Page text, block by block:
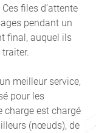
files d’attente
pendant un
final, auquel ils
meilleur service,
pour les
charge est chargé
(nœuds), de